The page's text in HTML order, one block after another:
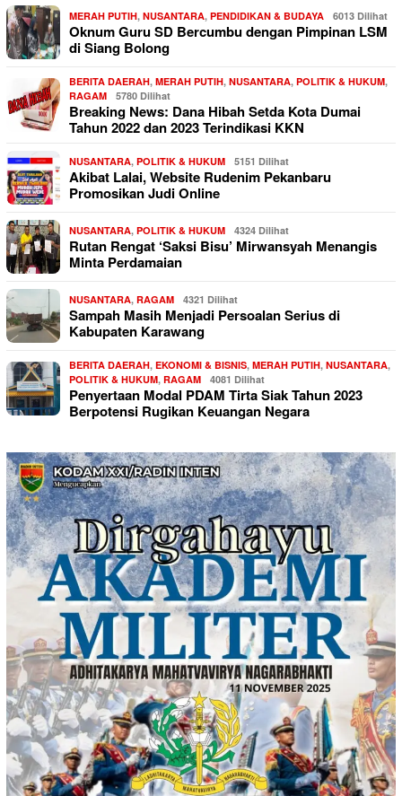
MERAH PUTIH, NUSANTARA, PENDIDIKAN & BUDAYA 6013 Dilihat
Oknum Guru SD Bercumbu dengan Pimpinan LSM
di Siang Bolong
BERITA DAERAH, MERAH PUTIH, NUSANTARA, POLITIK & HUKUM,
RAGAM
5780 Dilihat
Breaking News: Dana Hibah Setda Kota Dumai
Tahun 2022 dan 2023 Terindikasi KKN
NUSANTARA, POLITIK & HUKUM 5151 Dilihat
Akibat Lalai, Website Rudenim Pekanbaru
Promosikan Judi Online
NUSANTARA, POLITIK & HUKUM 4324 Dilihat
Rutan Rengat ‘Saksi Bisu’ Mirwansyah Menangis
Minta Perdamaian
NUSANTARA, RAGAM 4321 Dilihat
Sampah Masih Menjadi Persoalan Serius di
Kabupaten Karawang
BERITA DAERAH, EKONOMI & BISNIS, MERAH PUTIH, NUSANTARA,
POLITIK & HUKUM, RAGAM 4081 Dilihat
Penyertaan Modal PDAM Tirta Siak Tahun 2023
Berpotensi Rugikan Keuangan Negara